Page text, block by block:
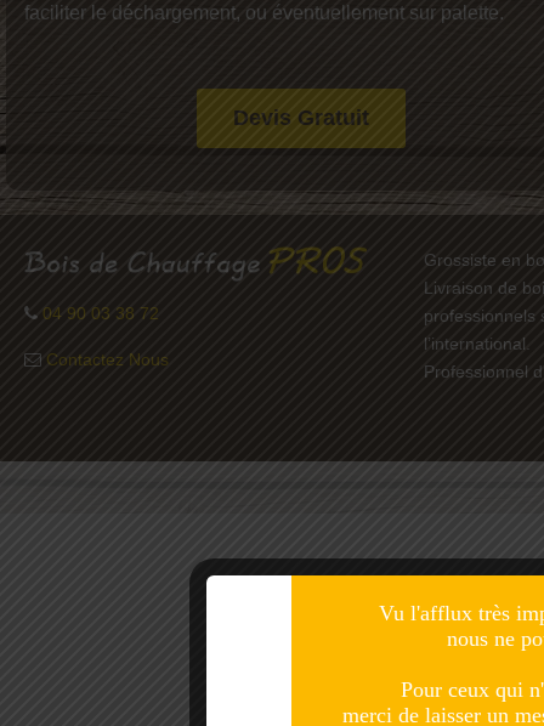
faciliter le déchargement, ou éventuellement sur palette.
Devis Gratuit
04 90 03 38 72
Contactez Nous
Grossiste en
Livraison de
professionnels
l’international.
Professionnel
Vu l'afflux très
nous ne
Pour ceux qui
merci de laisser un